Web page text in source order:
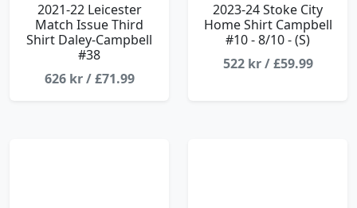
2021-22 Leicester
Match Issue Third
Shirt Daley-Campbell
#38
626 kr / £71.99
2023-24 Stoke City
Home Shirt Campbell
#10 - 8/10 - (S)
522 kr / £59.99